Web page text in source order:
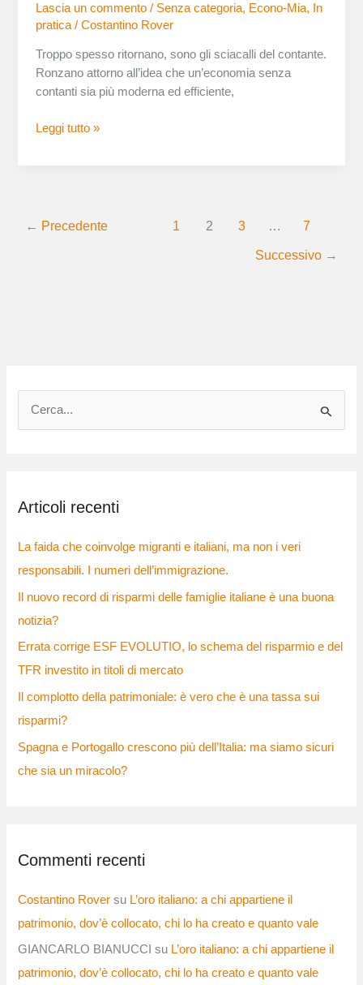
Lascia un commento / Senza categoria, Econo-Mia,
In
pratica /Costantino Rover
Troppo spesso ritornano, sono gli sciacalli del contante.
Ronzano attorno all’idea che un’economia senza
contanti sia più moderna ed efficiente,
a
fregare
gli
italiani
scusa
Leggi tutto »
← Precedente 1 2 3 … 7
Successivo →
a
Articoli recenti
La faida che coinvolge migranti e italiani, ma non i veri
responsabili. I numeri dell’immigrazione.
Il nuovo record di risparmi delle famiglie italiane è una buona
notizia?
Errata corrige ESF EVOLUTIO, lo schema del risparmio e del
TFR investito in titoli di mercato
Il complotto della patrimoniale: è vero che è una tassa sui
risparmi?
Spagna e Portogallo crescono più dell’Italia: ma siamo sicuri
che sia un miracolo?
Commenti recenti
Costantino Rover su L’oro italiano: a chi appartiene il
patrimonio, dov’è collocato, chi lo ha creato e quanto vale
GIANCARLO BIANUCCI su L’oro italiano: a chi appartiene il
patrimonio, dov’è collocato, chi lo ha creato e quanto vale